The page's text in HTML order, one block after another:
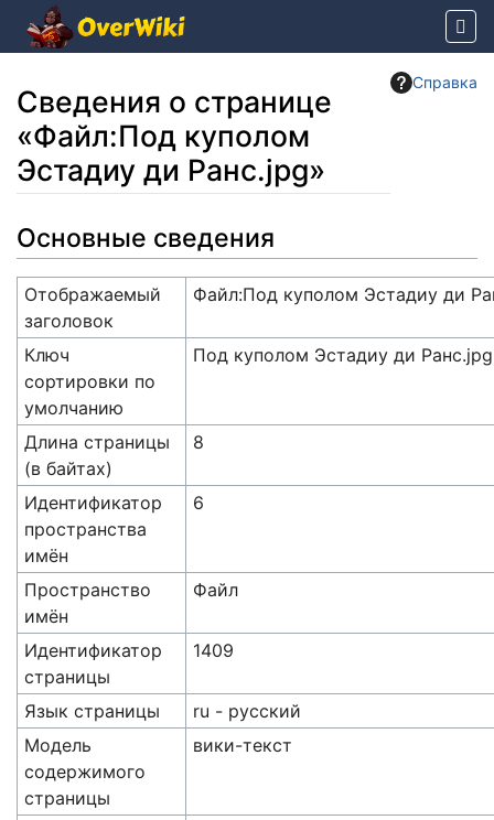
Справка
Сведения о странице
«Файл:Под куполом
Эстадиу ди Ранс.jpg»
Перейти к:
Основные сведения
Отображаемый
заголовок
Файл:Под куполом Эстадиу ди
Ключ
сортировки по
умолчанию
Под куполом Эстадиу ди Ранс.jpg
Длина страницы
(в байтах)
8
Идентификатор
пространства
имён
6
Пространство
имён
Файл
Идентификатор
страницы
1409
Язык страницы
ru - русский
Модель
содержимого
страницы
вики-текст